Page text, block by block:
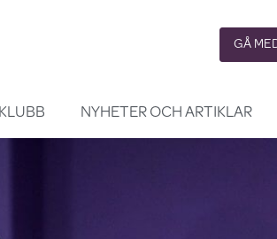
GÅ
NYHETER OCH ARTIKLAR